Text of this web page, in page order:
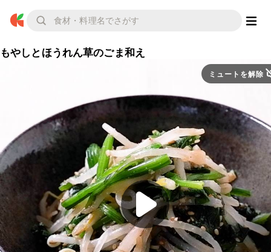
もやしとほうれん草のごま和え
ミュートを解除